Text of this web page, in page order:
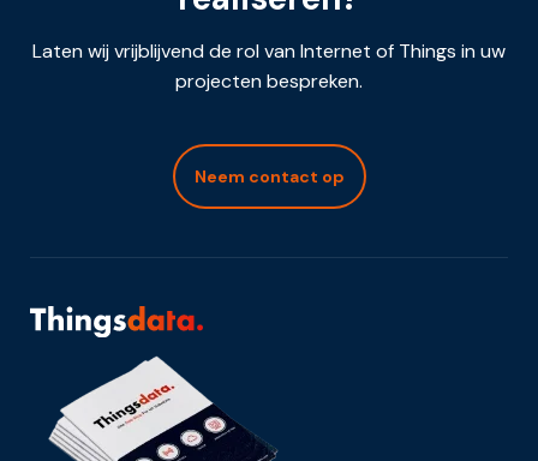
Laten wij vrijblijvend de rol van Internet of Things in uw
projecten bespreken.
Neem contact op